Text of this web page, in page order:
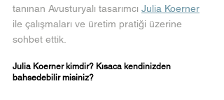
tanınan Avusturyalı tasarımcı Julia Koerner
ile çalışmaları ve üretim pratiği üzerine
sohbet ettik.
Julia Koerner kimdir? Kısaca kendinizden
bahsedebilir misiniz?